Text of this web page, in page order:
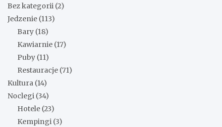
Bez kategorii (2)
Jedzenie (113)
Bary (18)
Kawiarnie (17)
Puby (11)
Restauracje (71)
Kultura (14)
Noclegi (34)
Hotele (23)
Kempingi (3)